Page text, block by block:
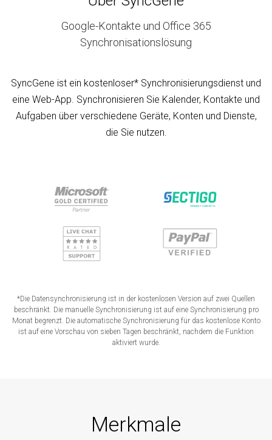
Google-Kontakte und Office 365
Synchronisationslösung
SyncGene ist ein kostenloser* Synchronisierungsdienst und
eine Web-App. Synchronisieren Sie Kalender, Kontakte und
Aufgaben über verschiedene Geräte, Konten und Dienste,
die Sie nutzen.
*Die Datensynchronisierung ist in der kostenlosen Version auf zwei Quellen
beschränkt. Die manuelle Synchronisierung ist auf eine Synchronisierung pro
Monat begrenzt. Die automatische Synchronisierung für das kostenlose Konto
ist auf eine Vorschau von sieben Tagen beschränkt, nachdem die Funktion
aktiviert wurde.
Merkmale